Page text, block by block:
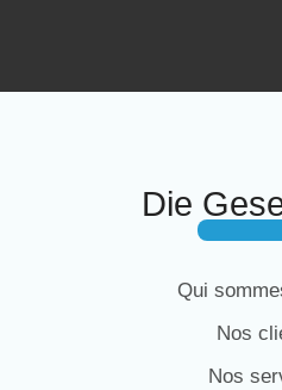
Die
Qui
Nos
Nos